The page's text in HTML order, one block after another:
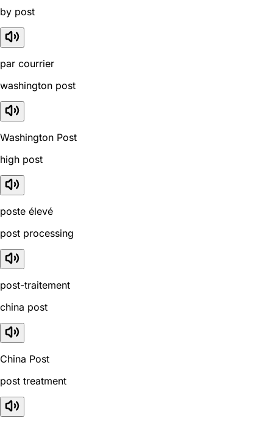
by post
par courrier
washington post
Washington Post
high post
poste élevé
post processing
post-traitement
china post
China Post
post treatment